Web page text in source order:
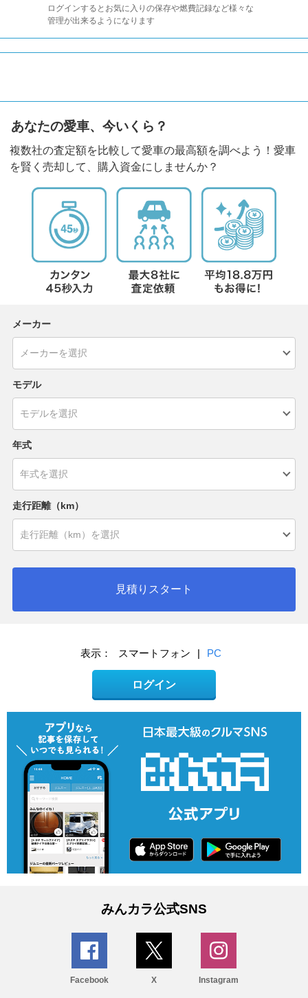
ログインするとお気に入りの保存や燃費記録など様々な
管理が出来るようになります
あなたの愛車、今いくら？
複数社の査定額を比較して愛車の最高額を調べよう！愛車
を賢く売却して、購入資金にしませんか？
メーカー
モデル
年式
走行距離（km）
見積りスタート
表示： スマートフォン | PC
ログイン
みんカラ公式SNS
Facebook X Instagram